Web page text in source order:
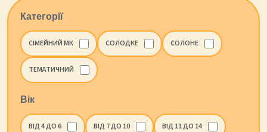
Категорії
СІМЕЙНИЙ МК СОЛОДКЕ СОЛОНЕ
ТЕМАТИЧНИЙ
Вік
ВІД 4 ДО 6 ВІД 7 ДО 10 ВІД 11 ДО 14